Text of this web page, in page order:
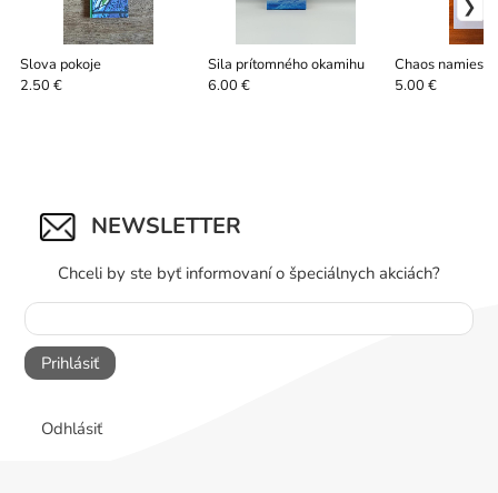
Slova pokoje
2.50 €
Sila prítomného okamihu
6.00 €
Chaos
5.00 €
NEWSLETTER
Chceli by ste byť informovaní o špeciálnych akciách?
Prihlásiť
Odhlásiť